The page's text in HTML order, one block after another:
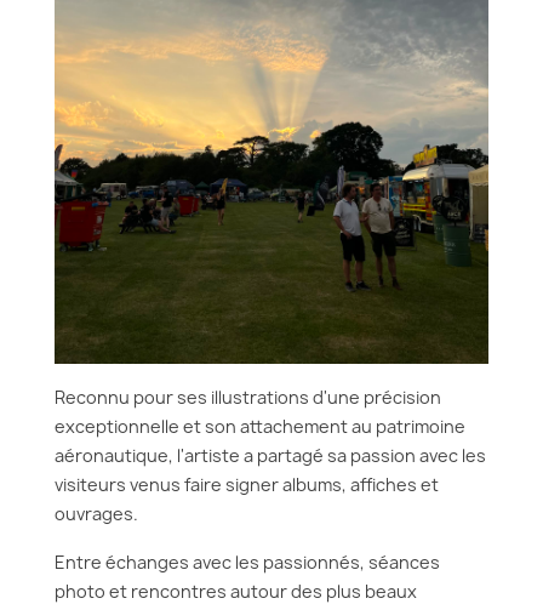
Reconnu pour ses illustrations d'une précision
exceptionnelle et son attachement au patrimoine
aéronautique, l'artiste a partagé sa passion avec les
visiteurs venus faire signer albums, affiches et
ouvrages.
Entre échanges avec les passionnés, séances
photo et rencontres autour des plus beaux